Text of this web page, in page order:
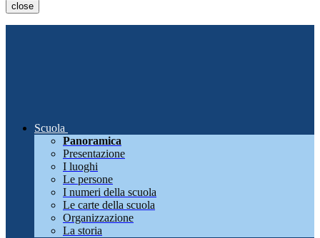
close
Scuola
Panoramica
Presentazione
I luoghi
Le persone
I numeri della scuola
Le carte della scuola
Organizzazione
La storia